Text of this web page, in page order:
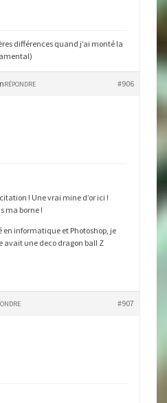
différences quand j’ai monté la
#906
RÉPONDRE
! Une vrai mine d’or ici !
ma borne !
en informatique et Photoshop, je
avait une deco dragon ball Z
#907